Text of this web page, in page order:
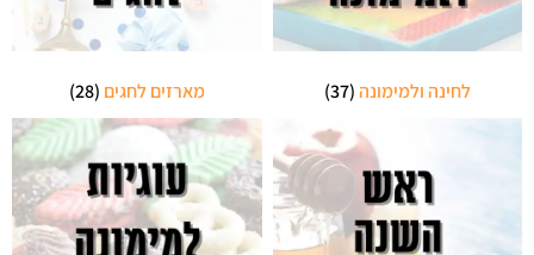
לחינה ולמימונה(37) מארזים לחגים (28)